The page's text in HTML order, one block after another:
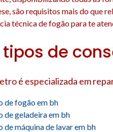
são requisitos mais do que
técnica de fogão para te
de
é especializada em
de fogão em bh
de geladeira em bh
de máquina de lavar em bh